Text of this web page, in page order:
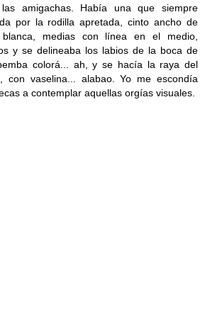
amigachas. Había una que siempre
por la rodilla apretada, cinto ancho de
medias con línea en el medio,
y se delineaba los labios de la boca de
colorá... ah, y se hacía la raya del
con vaselina... alabao. Yo me escondía
a contemplar aquellas orgías visuales.